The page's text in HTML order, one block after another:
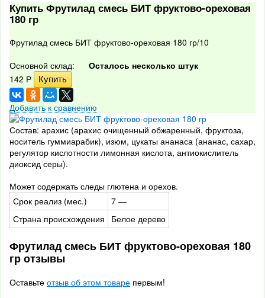
Купить Фрутилад смесь БИТ фруктово-ореховая
180 гр
Фрутилад смесь БИТ фруктово-ореховая 180 гр/10
Основной склад:
Осталось несколько штук
142 Р
Добавить к сравнению
Состав: арахис (арахис очищенный обжаренный, фруктоза,
носитель гуммиарабик), изюм, цукаты ананаса (ананас, сахар,
регулятор кислотности лимонная кислота, антиокислитель
диоксид серы).
Может содержать следы глютена и орехов.
Срок реализ (мес.)
7 —
Страна происхождения
Белое дерево
Фрутилад смесь БИТ фруктово-ореховая 180
гр отзывы
Оставьте отзыв об этом товаре первым!